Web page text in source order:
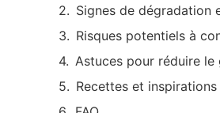
Signes de dégradation
Risques potentiels à
Astuces pour réduire
Recettes et